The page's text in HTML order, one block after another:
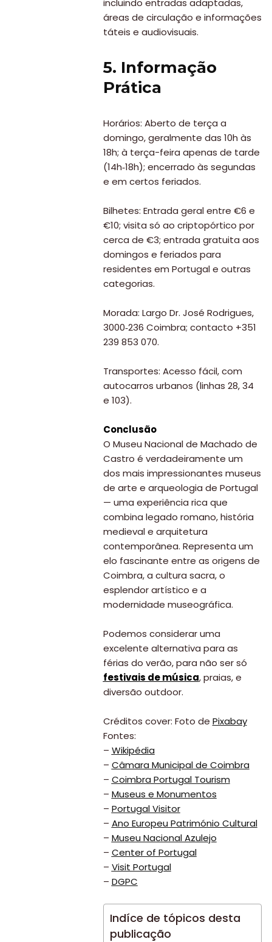
Viajar
dormir?
Lifestyle
Restaurantes
Paradisíacas
Swimwear
Eventos
Água
Bronzeado
Sun7
Quem
somos
Falem
connosco!
💬
áreas de circulação e informações
táteis e audiovisuais.
5. Informação
Prática
Horários: Aberto de terça a
domingo, geralmente das 10h às
18h; à terça-feira apenas de tarde
(14h‑18h); encerrado às segundas
e em certos feriados.
Bilhetes: Entrada geral entre €6 e
€10; visita só ao criptopórtico por
cerca de €3; entrada gratuita aos
domingos e feriados para
residentes em Portugal e outras
categorias.
Morada: Largo Dr. José Rodrigues,
3000‑236 Coimbra; contacto +351
239 853 070.
Transportes: Acesso fácil, com
autocarros urbanos (linhas 28, 34
e 103).
Conclusão
O Museu Nacional de Machado de
Castro é verdadeiramente um
dos mais impressionantes museus
de arte e arqueologia de Portugal
— uma experiência rica que
combina legado romano, história
medieval e arquitetura
contemporânea. Representa um
elo fascinante entre as origens de
Coimbra, a cultura sacra, o
esplendor artístico e a
modernidade museográfica.
Podemos considerar uma
excelente alternativa para as
férias do verão, para não ser só
festivais de música, praias, e
diversão outdoor.
Créditos cover: Foto de Pixabay
Fontes:
– Wikipédia
– Câmara Municipal de Coimbra
– Coimbra Portugal Tourism
– Museus e Monumentos
– Portugal Visitor
– Ano Europeu Património Cultural
– Museu Nacional Azulejo
– Center of Portugal
– Visit Portugal
– DGPC
Indíce de tópicos desta
publicação